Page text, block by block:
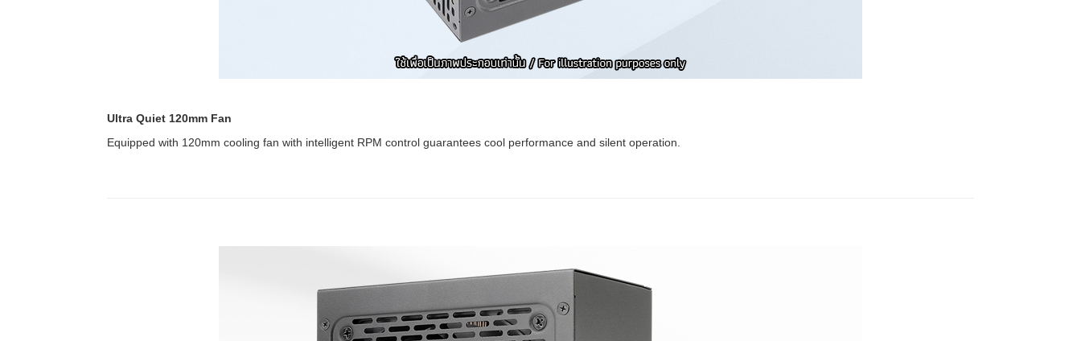
Ultra Quiet 120mm Fan
Equipped with 120mm cooling fan with intelligent RPM control guarantees cool performance and silent operation.